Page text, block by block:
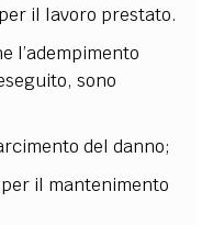
il lavoro prestato.
l’adempimento
sono
del danno;
il mantenimento